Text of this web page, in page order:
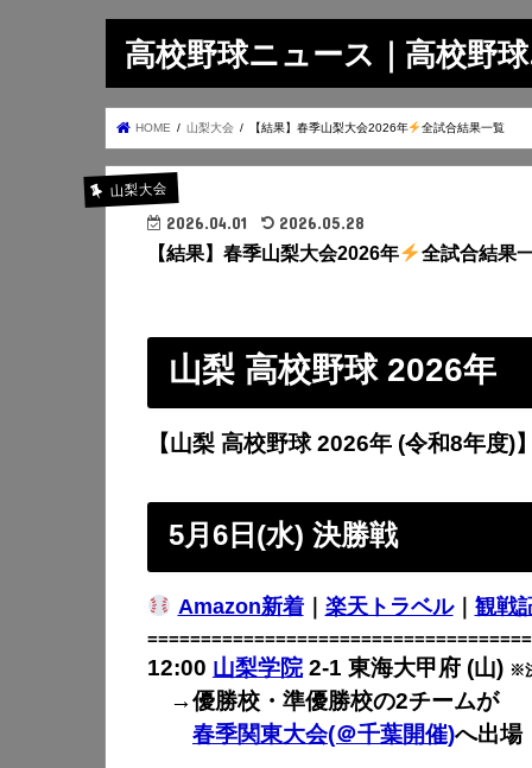
高校野球ニュース｜高校野
HOME 山梨大会 【結果】春季山梨大会2026年 全試合結果一覧
山梨大会
2026.04.01 2026.05.28
【結果】春季山梨大会2026年 全試合結果
山梨 高校野球 2026年
【山梨 高校野球 2026年 (令和8年度)】
5月6日(水) 決勝戦
Amazon新着｜ 楽天トラベル｜ 観戦
12:00 山梨学院2-1 東海大甲府 (山) ※
→優勝校・準優勝校の2チームが
春季関東大会(＠千葉開催)へ出場